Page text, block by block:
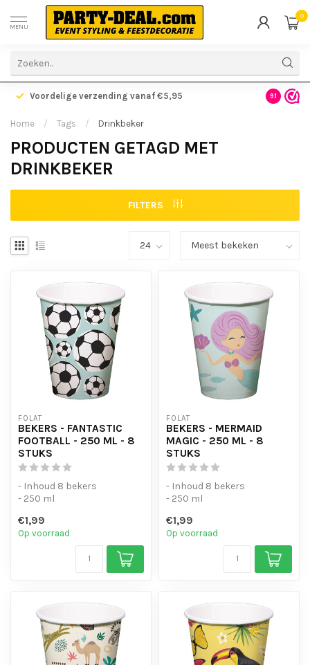
MENU
0
Voordelige verzending vanaf €5,95 Gratis
9.1
Home / Tags / Drinkbeker
PRODUCTEN GETAGD MET
DRINKBEKER
FILTERS
FOLAT
BEKERS - FANTASTIC
FOOTBALL - 250 ML - 8
STUKS
- Inhoud 8 bekers
- 250 ml
€1,99
Op voorraad
FOLAT
BEKERS - MERMAID
MAGIC - 250 ML - 8
STUKS
- Inhoud 8 bekers
- 250 ml
€1,99
Op voorraad